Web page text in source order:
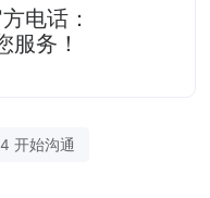
电话：
服务！
开始沟通